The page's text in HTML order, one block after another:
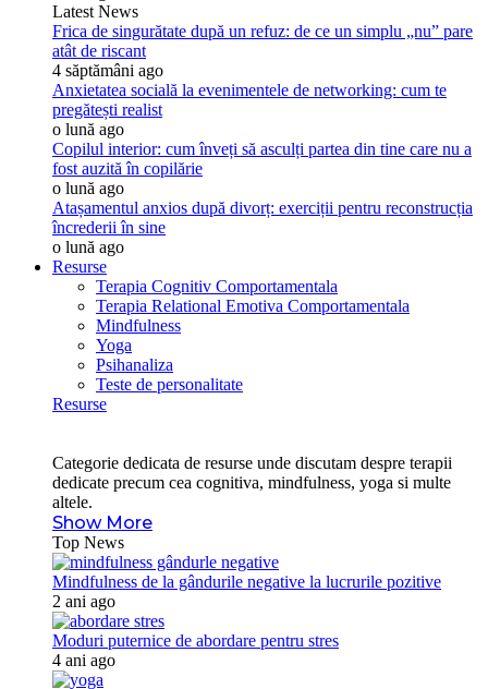
Latest News
Frica de singurătate după un refuz: de ce un simplu „nu” pare
atât de riscant
4 săptămâni ago
Anxietatea socială la evenimentele de networking: cum te
pregătești realist
o lună ago
Copilul interior: cum înveți să asculți partea din tine care nu a
fost auzită în copilărie
o lună ago
Atașamentul anxios după divorț: exerciții pentru reconstrucția
încrederii în sine
o lună ago
Resurse
Terapia Cognitiv Comportamentala
Terapia Relational Emotiva Comportamentala
Mindfulness
Yoga
Psihanaliza
Teste de personalitate
Resurse
Categorie dedicata de resurse unde discutam despre terapii
dedicate precum cea cognitiva, mindfulness, yoga si multe
altele.
Show More
Top News
Mindfulness de la gândurile negative la lucrurile pozitive
2 ani ago
Moduri puternice de abordare pentru stres
4 ani ago